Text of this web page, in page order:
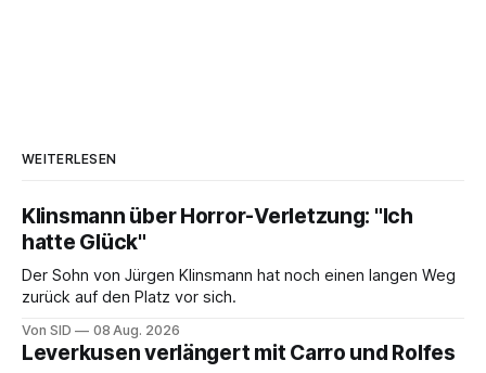
WEITERLESEN
Klinsmann über Horror-Verletzung: "Ich
hatte Glück"
Der Sohn von Jürgen Klinsmann hat noch einen langen Weg
zurück auf den Platz vor sich.
Von SID 08 Aug. 2026
Leverkusen verlängert mit Carro und Rolfes